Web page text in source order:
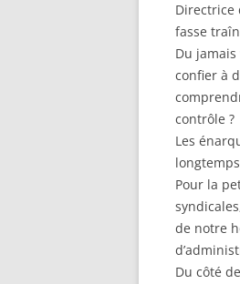
Directrice
fasse
Du
confier à
contrôle ?
Les
Pour la
de notre
Du côté